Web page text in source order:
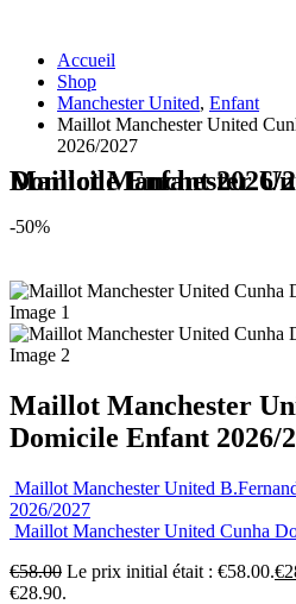
Accueil
Shop
Manchester United, Enfant
Maillot Manchester United
2026/2027
Maillot Manchester United Cunha Domicile Enfant
-50%
Maillot Manchester
Domicile Enfant 2026/
Maillot Manchester United
2026/2027
Maillot Manchester United Cunha
€58.00 Le prix initial était : €58.00.€
€28.90.